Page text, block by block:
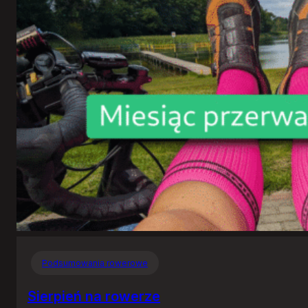
Podsumowania rowerowe
Sierpień na rowerze